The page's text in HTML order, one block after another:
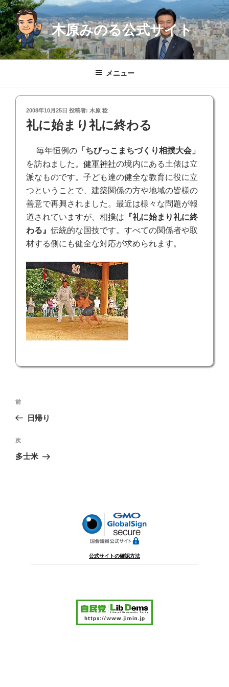
コ
ン
テ
ン
ツ
木原みのる公式サイト
メニュー
投
稿
日:
2008年10月25日 投稿者: 木原 稔
礼に始まり礼に終わる
毎年恒例の 「ちびっこまちづくり相撲大会」
を訪ねました。 健軍神社の境内にある土俵は立
派なものです。子ども達の健全な教育に役に立
つということで、建築関係の方や地域の皆様の
善意で再興されました。最近は様々な問題が報
道されていますが、相撲は 『礼に始まり礼に終
わる』 伝統的な国技です。すべての関係者や取
材する側にも健全な対応が求められます。
投
ビ
ゲ
前
の
稿
前
日帰り
次
の
次
多士米
公式サイトの確認方法